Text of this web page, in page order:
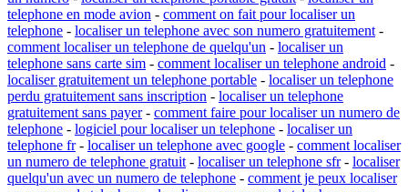
telephone en mode avion - comment on fait pour localiser un
telephone - localiser un telephone avec son numero gratuitement -
comment localiser un telephone de quelqu'un - localiser un
telephone sans carte sim - comment localiser un telephone android -
localiser gratuitement un telephone portable - localiser un telephone
perdu gratuitement sans inscription - localiser un telephone
gratuitement sans payer- comment faire pour localiser un numero de
telephone - logiciel pour localiser un telephone - localiser un
telephone fr- localiser un telephone avec google - comment localiser
un numero de telephone gratuit - localiser un telephone sfr- localiser
quelqu'un avec un numero de telephone - comment je peux localiser